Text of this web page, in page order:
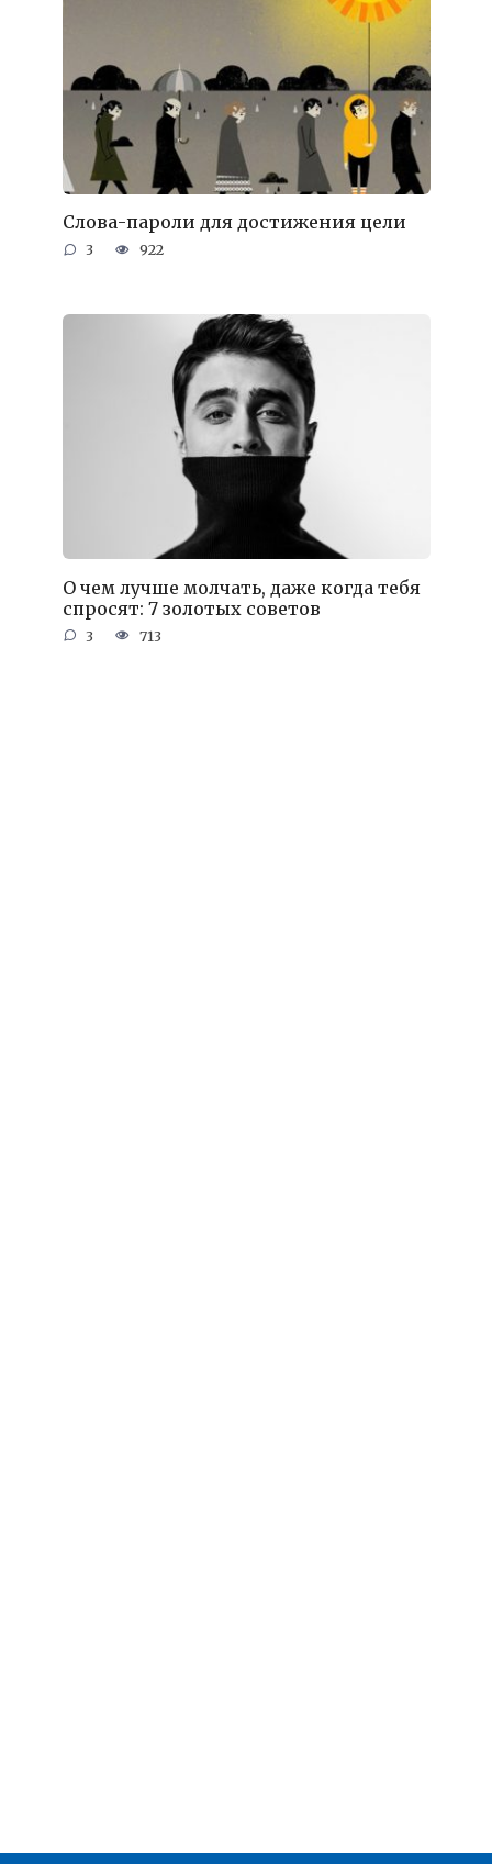
Слова-пароли для достижения цели
3 922
О чем лучше молчать, даже когда тебя
спросят: 7 золотых советов
3 713